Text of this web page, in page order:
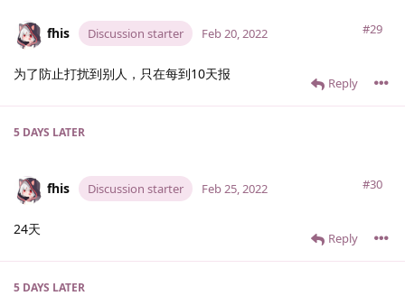
fhis Discussion starter #29
Feb 20, 2022
为了防止打扰到别人，只在每到10天报
Reply
5 DAYS LATER
fhis Discussion starter #30
Feb 25, 2022
24天
Reply
5 DAYS LATER